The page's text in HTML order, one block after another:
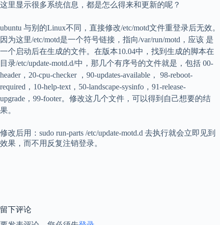
这里显示很多系统信息，都是怎么得来和更新的呢？
ubuntu 与别的Linux不同，直接修改/etc/motd文件重登录后无效。
因为这里/etc/motd是一个符号链接，指向/var/run/motd，应该 是
一个启动后在生成的文件。在版本10.04中，找到生成的脚本在
目录/etc/update-motd.d/中，那几个有序号的文件就是，包括 00-
header，20-cpu-checker ，90-updates-available， 98-reboot-
required，10-help-text，50-landscape-sysinfo，91-release-
upgrade，99-footer。修改这几个文件，可以得到自己想要的结
果。
修改后用：sudo run-parts /etc/update-motd.d 去执行就会立即见到
效果，而不用反复注销登录。
留下评论